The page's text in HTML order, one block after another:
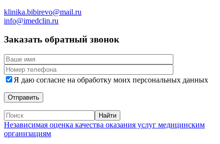
klinika.bibirevo@mail.ru
info@imedclin.ru
Заказать обратный звонок
Я даю согласие на обработку моих персональных данных
Независимая оценка качества оказания услуг медицинским
организациям